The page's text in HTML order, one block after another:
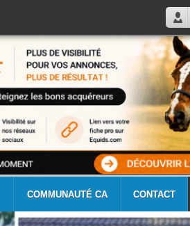
COMMUNAUTÉ CA CONTACT